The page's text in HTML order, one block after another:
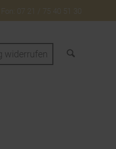
07 21 / 75 40 51 30
widerrufen